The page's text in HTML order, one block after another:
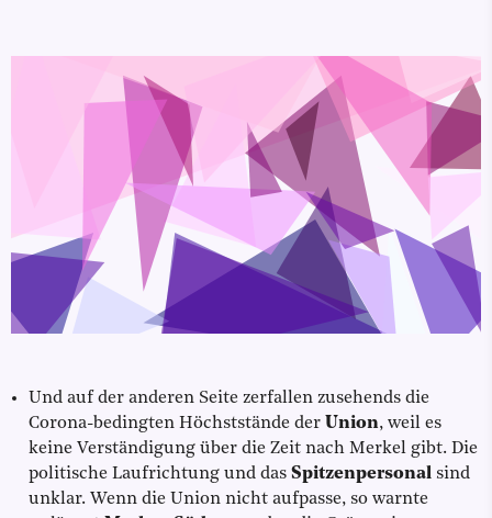
Und auf der anderen Seite zerfallen zusehends die
Corona-bedingten Höchststände der Union, weil es
keine Verständigung über die Zeit nach Merkel gibt. Die
politische Laufrichtung und das Spitzenpersonal sind
unklar. Wenn die Union nicht aufpasse, so warnte